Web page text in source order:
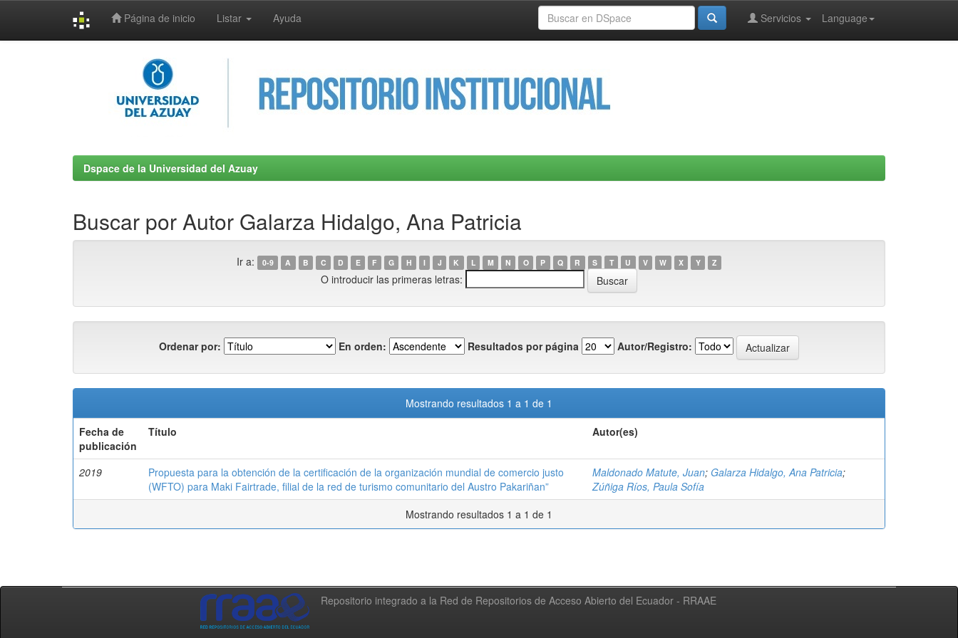
Página de inicio Listar Ayuda Language
Servicios
Dspace de la Universidad del Azuay
Buscar por Autor Galarza Hidalgo, Ana Patricia
Ir a: 0-9 A B C D E F G H I J K L M N O P Q R S T U V W X Y Z
O introducir las primeras letras:
Ordenar por: En orden: Resultados por página Autor/Registro:
Mostrando resultados 1 a 1 de 1
Fecha de
publicación
Título Autor(es)
2019
Propuesta para la obtención de la certificación de la organización mundial de comercio justo
(WFTO) para Maki Fairtrade, filial de la red de turismo comunitario del Austro Pakariñan”
Maldonado Matute, Juan; Galarza Hidalgo, Ana Patricia;
Zúñiga Ríos, Paula Sofía
Mostrando resultados 1 a 1 de 1
Repositorio integrado a la Red de Repositorios de Acceso Abierto del Ecuador - RRAAE